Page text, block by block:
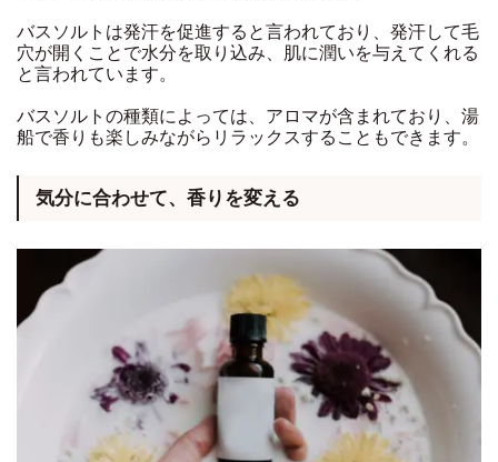
バスソルトは発汗を促進すると言われており、発汗して毛
穴が開くことで水分を取り込み、肌に潤いを与えてくれる
と言われています。
バスソルトの種類によっては、アロマが含まれており、湯
船で香りも楽しみながらリラックスすることもできます。
気分に合わせて、香りを変える